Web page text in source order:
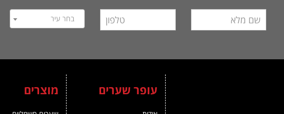
בחר עיר
עופר שערים מוצרים